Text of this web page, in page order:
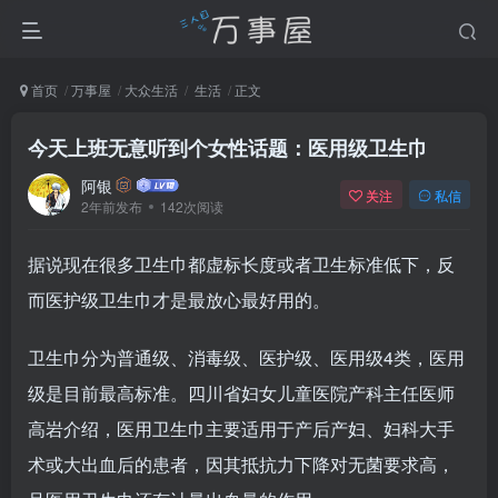
首页 万事屋 大众生活 生活 正文
今天上班无意听到个女性话题：医用级卫生巾
阿银
2年前发布 142次阅读
关注 私信
据说现在很多卫生巾都虚标长度或者卫生标准低下，反
而医护级卫生巾才是最放心最好用的。
卫生巾分为普通级、消毒级、医护级、医用级4类，医用
级是目前最高标准。四川省妇女儿童医院产科主任医师
高岩介绍，医用卫生巾主要适用于产后产妇、妇科大手
术或大出血后的患者，因其抵抗力下降对无菌要求高，